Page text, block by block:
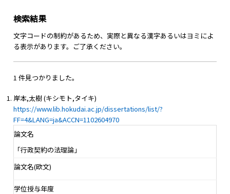
検索結果
文字コードの制約があるため、実際と異なる漢字あるいはヨミによ
る表示があります。ご了承ください。
1 件見つかりました。
岸本,太樹 (キシモト,タイキ)
https://www.lib.hokudai.ac.jp/dissertations/list/?
FF=4&LANG=ja&ACCN=1102604970
論文名
「行政契約の法理論」
論文名(欧文)
学位授与年度